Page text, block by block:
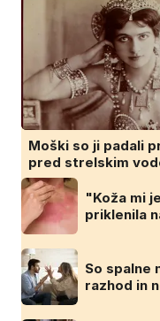
Moški so ji padali
pred strelskim
"Koža mi
priklenila
So spalne
razhod in